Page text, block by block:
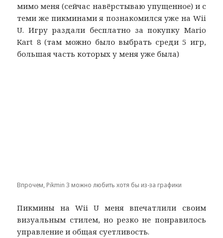
мимо меня (сейчас навёрстываю упущенное) и с
теми же пикминами я познакомился уже на Wii
U. Игру раздали бесплатно за покупку Mario
Kart 8 (там можно было выбрать среди 5 игр,
большая часть которых у меня уже была)
Впрочем, Pikmin 3 можно любить хотя бы из-за графики
Пикмины на Wii U меня впечатлили своим
визуальным стилем, но резко не понравилось
управление и общая суетливость.